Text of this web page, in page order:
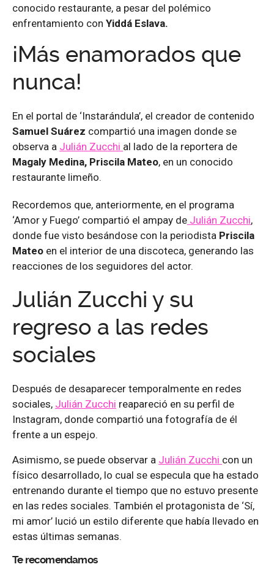
conocido restaurante, a pesar del polémico
enfrentamiento con Yiddá Eslava.
¡Más enamorados que
nunca!
En el portal de ‘Instarándula’, el creador de contenido
Samuel Suárez compartió una imagen donde se
observa a Julián Zucchi al lado de la reportera de
Magaly Medina, Priscila Mateo, en un conocido
restaurante limeño.
Recordemos que, anteriormente, en el programa
‘Amor y Fuego’ compartió el ampay de Julián Zucchi,
donde fue visto besándose con la periodista Priscila
Mateo en el interior de una discoteca, generando las
reacciones de los seguidores del actor.
Julián Zucchi y su
regreso a las redes
sociales
Después de desaparecer temporalmente en redes
sociales, Julián Zucchi reapareció en su perfil de
Instagram, donde compartió una fotografía de él
frente a un espejo.
Asimismo, se puede observar a Julián Zucchi con un
físico desarrollado, lo cual se especula que ha estado
entrenando durante el tiempo que no estuvo presente
en las redes sociales. También el protagonista de ‘Sí,
mi amor’ lució un estilo diferente que había llevado en
estas últimas semanas.
Te recomendamos